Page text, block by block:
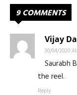
9 COMMENTS
Vijay
30/04/2020
Saurabh
the reel.
Reply